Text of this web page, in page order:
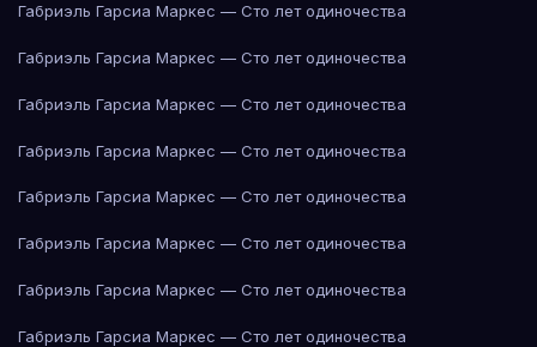
Габриэль Гарсиа Маркес — Сто лет одиночества
Габриэль Гарсиа Маркес — Сто лет одиночества
Габриэль Гарсиа Маркес — Сто лет одиночества
Габриэль Гарсиа Маркес — Сто лет одиночества
Габриэль Гарсиа Маркес — Сто лет одиночества
Габриэль Гарсиа Маркес — Сто лет одиночества
Габриэль Гарсиа Маркес — Сто лет одиночества
Габриэль Гарсиа Маркес — Сто лет одиночества